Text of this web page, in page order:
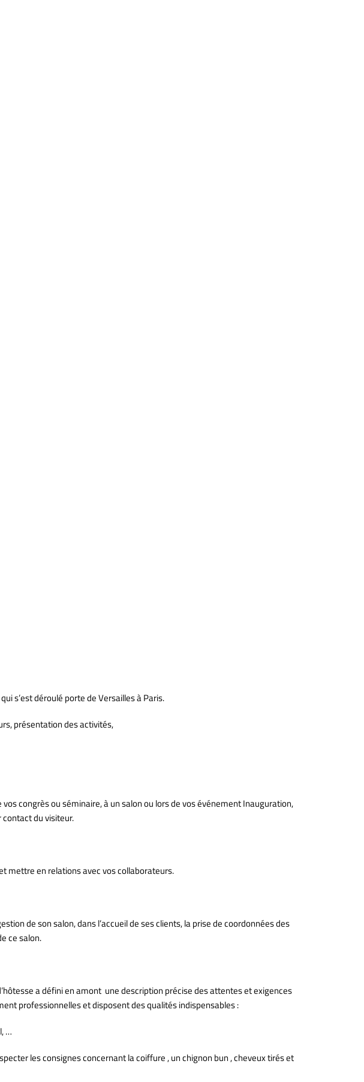
s’est déroulé porte de Versailles à Paris.
présentation des activités,
congrès ou séminaire, à un salon ou lors de vos événement Inauguration,
contact du visiteur.
mettre en relations avec vos collaborateurs.
de son salon, dans l’accueil de ses clients, la prise de coordonnées des
ce salon.
a défini en amont une description précise des attentes et exigences
professionnelles et disposent des qualités indispensables :
…
les consignes concernant la coiffure , un chignon bun , cheveux tirés et